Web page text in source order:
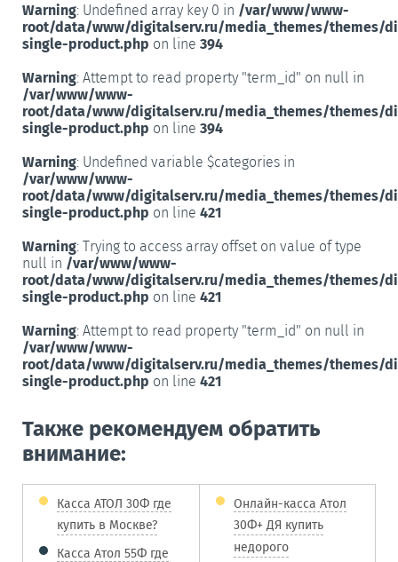
Warning: Undefined array key 0 in /var/www/www-
root/data/www/digitalserv.ru/media_themes/themes/
single-product.php on line 394
Warning: Attempt to read property "term_id" on null in
/var/www/www-
root/data/www/digitalserv.ru/media_themes/themes/
single-product.php on line 394
Warning: Undefined variable $categories in
/var/www/www-
root/data/www/digitalserv.ru/media_themes/themes/
single-product.php on line 421
Warning: Trying to access array offset on value of type
null in /var/www/www-
root/data/www/digitalserv.ru/media_themes/themes/
single-product.php on line 421
Warning: Attempt to read property "term_id" on null in
/var/www/www-
root/data/www/digitalserv.ru/media_themes/themes/
single-product.php on line 421
Также рекомендуем обратить
внимание:
Касса АТОЛ 30Ф где
купить в Москве?
Касса Атол 55Ф где
Онлайн-касса Атол
30Ф+ ДЯ купить
недорого